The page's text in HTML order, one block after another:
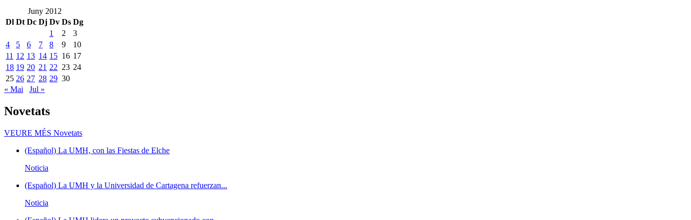
Juny 2012
Dl Dt Dc Dj Dv Ds Dg
1
2
3
4
5 6 7 8 9
10
11 12 13 14 15 16 17
18 19 20 21 22 23 24
25 26 27 28 29 30
« Mai
Jul »
Novetats
VEURE MÉS Novetats
(Español) La UMH, con las Fiestas de Elche
Noticia
(Español) La UMH y la Universidad de Cartagena refuerzan...
Noticia